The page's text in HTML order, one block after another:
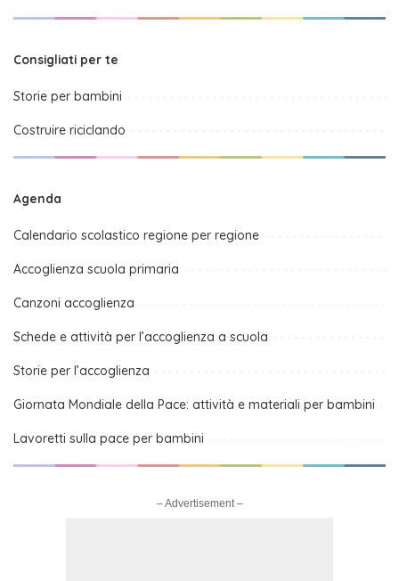
Consigliati per te
Storie per bambini
Costruire riciclando
Agenda
Calendario scolastico regione per regione
Accoglienza scuola primaria
Canzoni accoglienza
Schede e attività per l’accoglienza a scuola
Storie per l’accoglienza
Giornata Mondiale della Pace: attività e materiali per bambini
Lavoretti sulla pace per bambini
– Advertisement –